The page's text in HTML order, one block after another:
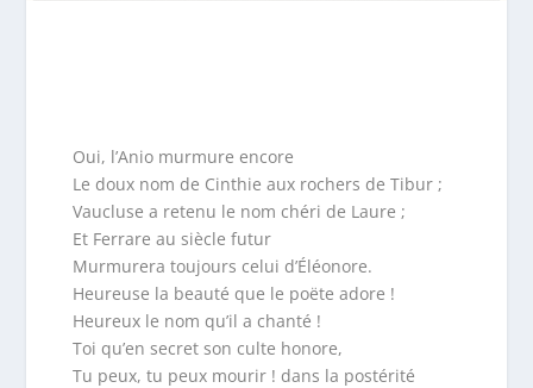
Oui, l’Anio murmure encore
Le doux nom de Cinthie aux rochers de Tibur ;
Vaucluse a retenu le nom chéri de Laure ;
Et Ferrare au siècle futur
Murmurera toujours celui d’Éléonore.
Heureuse la beauté que le poëte adore !
Heureux le nom qu’il a chanté !
Toi qu’en secret son culte honore,
Tu peux, tu peux mourir ! dans la postérité